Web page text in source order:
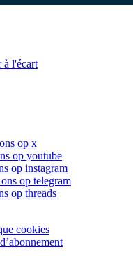
à l'écart
op x
op youtube
op instagram
op telegram
op threads
cookies